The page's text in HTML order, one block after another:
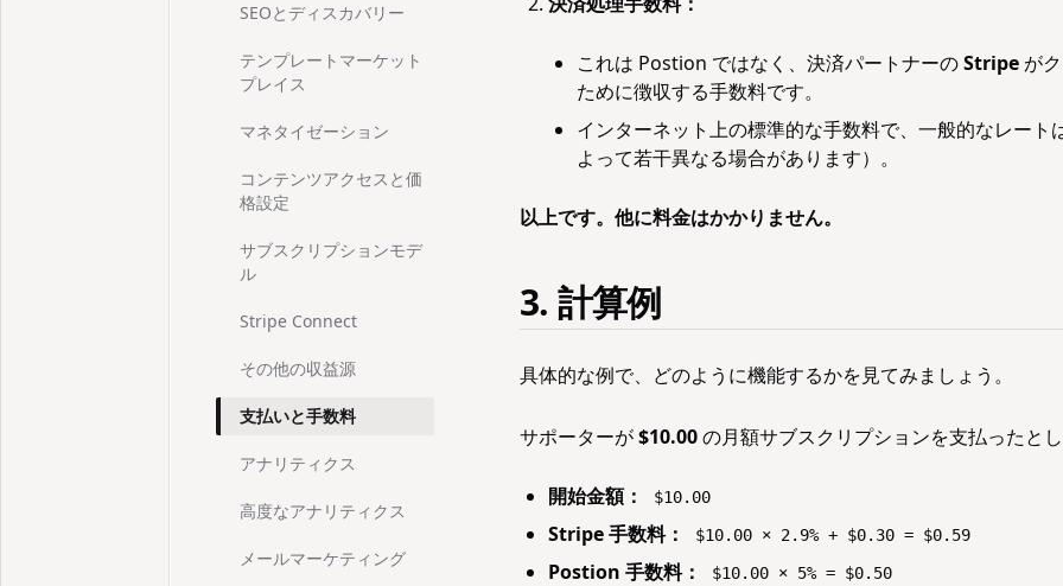
SEOとディスカバリー
テンプレートマーケット
プレイス
マネタイゼーション
コンテンツアクセスと価
格設定
サブスクリプションモデ
ル
Stripe Connect
その他の収益源
支払いと手数料
アナリティクス
高度なアナリティクス
メールマーケティング
これは Postion ではなく、決済パートナーのStripe が
ために徴収する手数料です。
インターネット上の標準的な手数料で、一般的なレート
よって若干異なる場合があります）。
以上です。他に料金はかかりません。
3. 計算例
具体的な例で、どのように機能するかを見てみましょう。
サポーターが$10.00の月額サブスクリプションを支払ったと
開始金額： $10.00
Stripe 手数料： $10.00 × 2.9% + $0.30 = $0.59
Postion 手数料： $10.00 × 5% = $0.50